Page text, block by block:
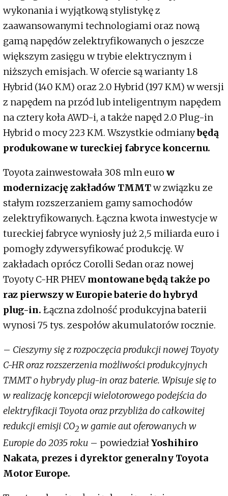
wykonania i wyjątkową stylistykę z
zaawansowanymi technologiami oraz nową
gamą napędów zelektryfikowanych o jeszcze
większym zasięgu w trybie elektrycznym i
niższych emisjach. W ofercie są warianty 1.8
Hybrid (140 KM) oraz 2.0 Hybrid (197 KM) w wersji
z napędem na przód lub inteligentnym napędem
na cztery koła AWD-i, a także napęd 2.0 Plug-in
Hybrid o mocy 223 KM. Wszystkie odmianybędą
produkowane w tureckiej fabryce koncernu.
Toyota zainwestowała 308 mln euro w
modernizację zakładów TMMTw związku ze
stałym rozszerzaniem gamy samochodów
zelektryfikowanych. Łączna kwota inwestycje w
tureckiej fabryce wyniosły już 2,5 miliarda euro i
pomogły zdywersyfikować produkcję. W
zakładach oprócz Corolli Sedan oraz nowej
Toyoty C-HR PHEV montowane będą także po
raz pierwszy w Europie baterie do hybryd
plug-in. Łączna zdolność produkcyjna baterii
wynosi 75 tys. zespołów akumulatorów rocznie.
– Cieszymy się z rozpoczęcia produkcji nowej Toyoty
C-HR oraz rozszerzenia możliwości produkcyjnych
TMMT o hybrydy plug-in oraz baterie. Wpisuje się to
w realizację koncepcji wielotorowego podejścia do
elektryfikacji Toyota oraz przybliża do całkowitej
redukcji emisji CO2 w gamie aut oferowanych w
Europie do 2035 roku – powiedziałYoshihiro
Nakata, prezes i dyrektor generalny Toyota
Motor Europe.